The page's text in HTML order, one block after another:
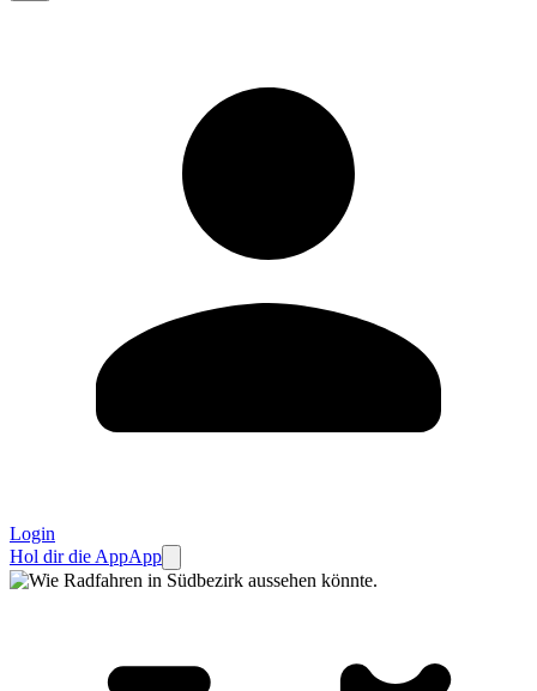
Login
Hol dir die AppApp